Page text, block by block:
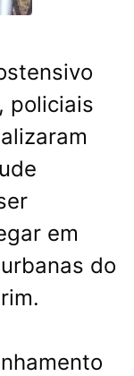
policiais
em
do